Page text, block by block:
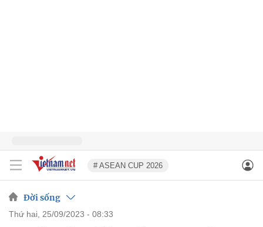
# ASEAN CUP 2026
Đời sống
thứ hai, 25/09/2023 - 08:33